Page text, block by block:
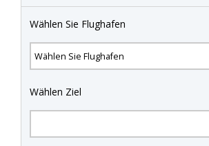
Wählen Sie Flughafen
Wählen Ziel